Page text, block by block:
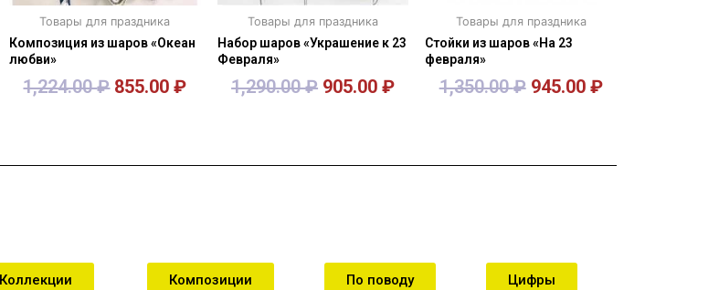
Товары для праздника
Композиция из шаров «Океан
любви»
1,224.00₽ 855.00₽
Товары для праздника
Набор шаров «Украшение к 23
Февраля»
1,290.00₽ 905.00₽
Товары для праздника
Стойки из шаров «На 23
февраля»
1,350.00₽ 945.00 ₽
Коллекции Композиции По поводу Цифры